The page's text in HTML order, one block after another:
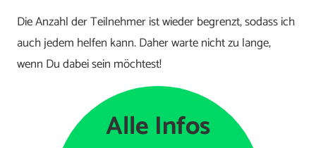
Die Anzahl der Teilnehmer ist wieder begrenzt, sodass ich
auch jedem helfen kann. Daher warte nicht zu lange,
wenn Du dabei sein möchtest!
Alle Infos